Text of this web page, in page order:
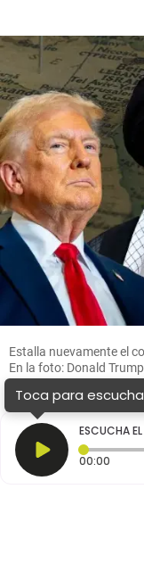
Estalla nuevamente el
En la foto: Donald
de Ecuavisa
Toca para
ESCUCHA EL
00:00